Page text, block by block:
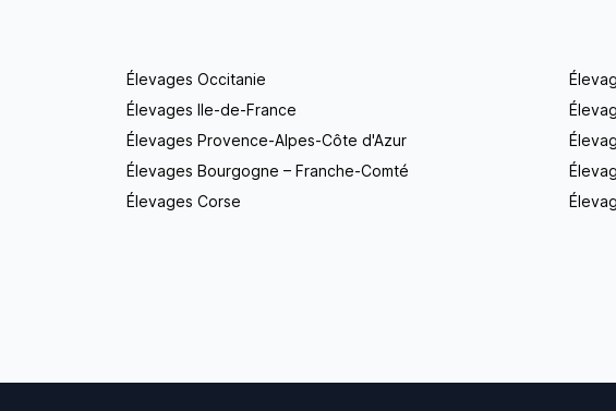
Élevages Occitanie
Élevages Ile-de-France
Élevages Provence-Alpes-Côte d'Azur
Élevages Bourgogne – Franche-Comté
Élevages Corse